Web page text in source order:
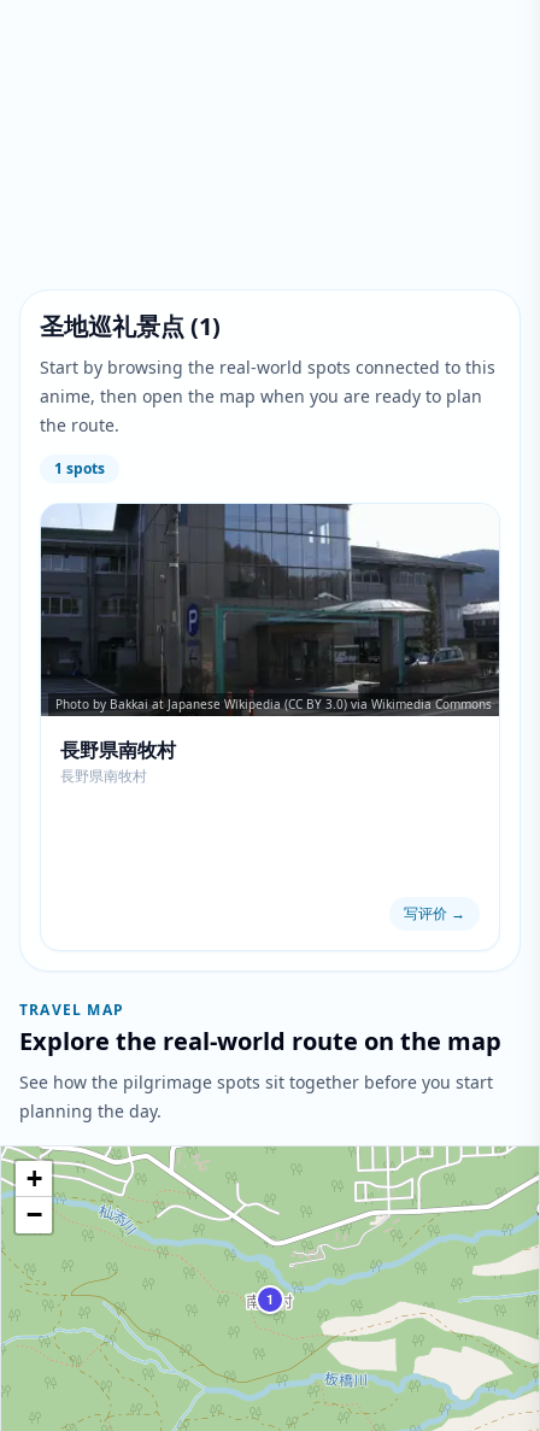
圣地巡礼景点 (1)
Start by browsing the real-world spots connected to this
anime, then open the map when you are ready to plan
the route.
1 spots
Photo by Bakkai at Japanese Wikipedia (CC BY 3.0) via Wikimedia Commons
長野県南牧村
長野県南牧村
写评价 →
TRAVEL MAP
Explore the real-world route on the map
See how the pilgrimage spots sit together before you start
planning the day.
1
+
−